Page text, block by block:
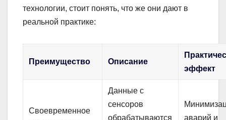
технологии, стоит понять, что же они дают в
реальной практике:
Преимущество Описание
эффект
Своевременное
Данные с
сенсоров
обрабатываются
аварий и